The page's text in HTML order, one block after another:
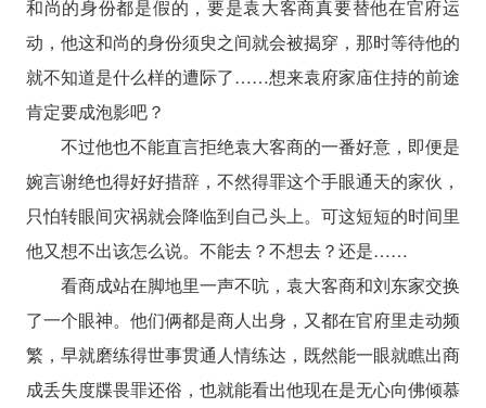
和尚的身份都是假的，要是袁大客商真要替他在官府运
动，他这和尚的身份须臾之间就会被揭穿，那时等待他的
就不知道是什么样的遭际了……想来袁府家庙住持的前途
肯定要成泡影吧？
不过他也不能直言拒绝袁大客商的一番好意，即便是
婉言谢绝也得好好措辞，不然得罪这个手眼通天的家伙，
只怕转眼间灾祸就会降临到自己头上。可这短短的时间里
他又想不出该怎么说。不能去？不想去？还是……
看商成站在脚地里一声不吭，袁大客商和刘东家交换
了一个眼神。他们俩都是商人出身，又都在官府里走动频
繁，早就磨练得世事贯通人情练达，既然能一眼就瞧出商
成丢失度牒畏罪还俗，也就能看出他现在是无心向佛倾慕